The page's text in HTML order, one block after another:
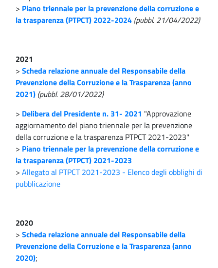
> Piano triennale per la prevenzione della corruzione e
la trasparenza (PTPCT) 2022-2024 (pubbl. 21/04/2022)
2021
> Scheda relazione annuale del Responsabile della
Prevenzione della Corruzione e la Trasparenza (anno
2021) (pubbl. 28/01/2022)
> Delibera del Presidente n. 31- 2021 "Approvazione
aggiornamento del piano triennale per la prevenzione
della corruzione e la trasparenza PTPCT 2021-2023"
> Piano triennale per la prevenzione della corruzione e
la trasparenza (PTPCT) 2021-2023
> Allegato al PTPCT 2021-2023 - Elenco degli obblighi di
pubblicazione
2020
> Scheda relazione annuale del Responsabile della
Prevenzione della Corruzione e la Trasparenza (anno
2020);